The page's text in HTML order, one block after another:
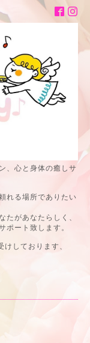
、心と身体の癒しサ
れる場所でありたい
たがあなたらしく、
ポート致します。
しております、